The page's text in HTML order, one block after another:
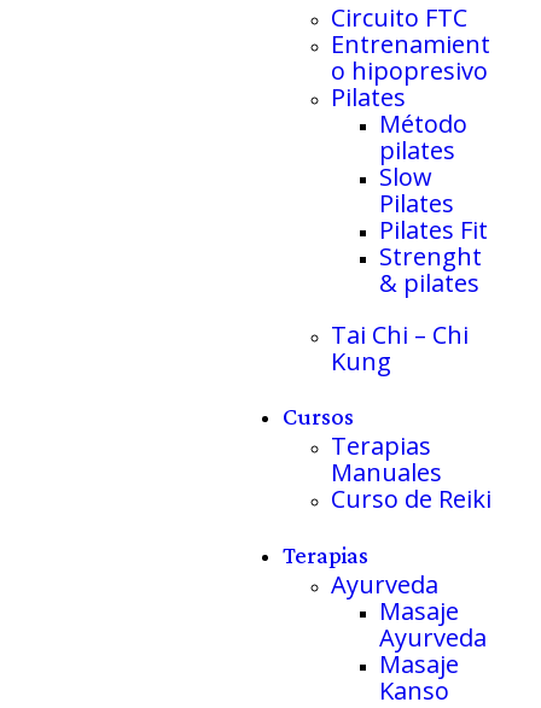
Circuito FTC
Entrenamient
o hipopresivo
Pilates
Método
pilates
Slow
Pilates
Pilates Fit
Strenght
& pilates
Tai Chi – Chi
Kung
Cursos
Terapias
Manuales
Curso de Reiki
Terapias
Ayurveda
Masaje
Ayurveda
Masaje
Kanso